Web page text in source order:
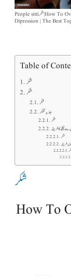
People sittiشکر | How To Overcome On Dipression (part 5 Topic Shukar)} | Anexity |
Dipression | The Best
Table of
شکر
شکر
شکر
جذبہ تشکر
شکر
سے نکلنے کا طریقہ
شکر
طریقہ
شکر
How To